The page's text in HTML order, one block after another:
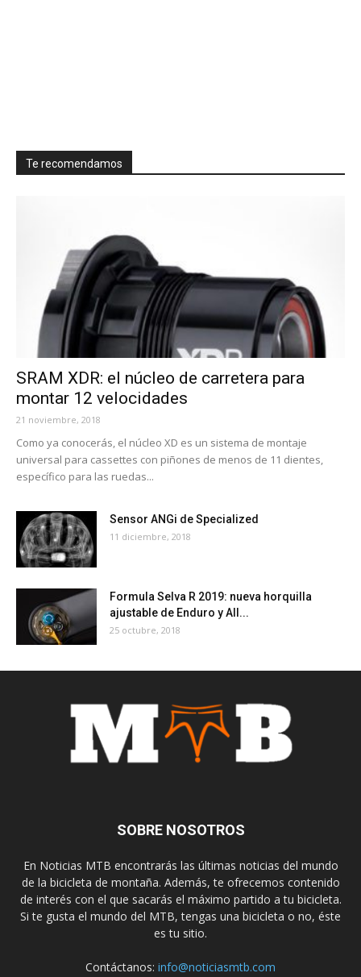
Te recomendamos
SRAM XDR: el núcleo de carretera para
montar 12 velocidades
21 noviembre, 2018
Como ya conocerás, el núcleo XD es un sistema de montaje
universal para cassettes con piñones de menos de 11 dientes,
específico para las ruedas...
Sensor ANGi de Specialized
11 diciembre, 2018
Formula Selva R 2019: nueva horquilla
ajustable de Enduro y All...
25 octubre, 2018
SOBRE NOSOTROS
En Noticias MTB encontrarás las últimas noticias del mundo
de la bicicleta de montaña. Además, te ofrecemos contenido
de interés con el que sacarás el máximo partido a tu bicicleta.
Si te gusta el mundo del MTB, tengas una bicicleta o no, éste
es tu sitio.
Contáctanos: info@noticiasmtb.com